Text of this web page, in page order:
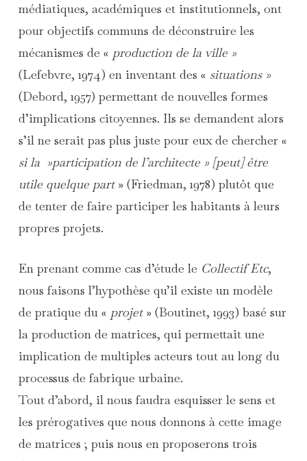
médiatiques, académiques et institutionnels, ont
pour objectifs communs de déconstruire les
mécanismes de « production de la ville »
(Lefebvre, 1974) en inventant des « situations »
(Debord, 1957) permettant de nouvelles formes
d’implications citoyennes. Ils se demandent alors
s’il ne serait pas plus juste pour eux de chercher «
si la »participation de l’architecte » [peut] être
utile quelque part» (Friedman, 1978) plutôt que
de tenter de faire participer les habitants à leurs
propres projets.
En prenant comme cas d’étude le Collectif Etc,
nous faisons l’hypothèse qu’il existe un modèle
de pratique du « projet» (Boutinet, 1993) basé sur
la production de matrices, qui permettait une
implication de multiples acteurs tout au long du
processus de fabrique urbaine.
Tout d’abord, il nous faudra esquisser le sens et
les prérogatives que nous donnons à cette image
de matrices ; puis nous en proposerons trois